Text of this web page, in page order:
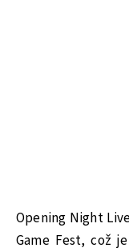
Opening Night
Game Fest, což